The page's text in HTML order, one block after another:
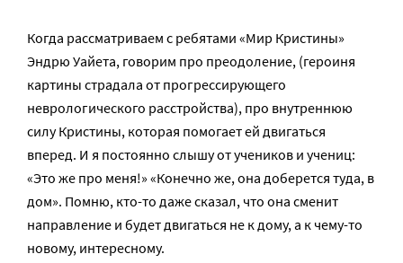
Когда рассматриваем с ребятами «Мир Кристины»
Эндрю Уайета, говорим про преодоление, (героиня
картины страдала от прогрессирующего
неврологического расстройства), про внутреннюю
силу Кристины, которая помогает ей двигаться
вперед. И я постоянно слышу от учеников и учениц:
«Это же про меня!» «Конечно же, она доберется туда, в
дом». Помню, кто-то даже сказал, что она сменит
направление и будет двигаться не к дому, а к чему-то
новому, интересному.